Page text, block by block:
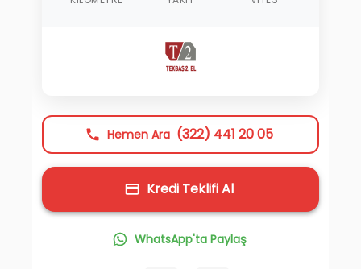
Hemen Ara (322) 441 20 05
Kredi Teklifi Al
WhatsApp'ta Paylaş